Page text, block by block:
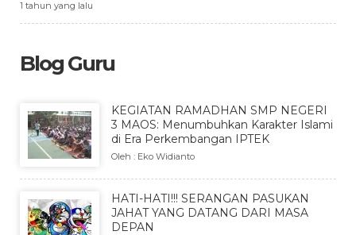
1 tahun yang lalu
Blog Guru
KEGIATAN RAMADHAN SMP NEGERI
3 MAOS: Menumbuhkan Karakter Islami
di Era Perkembangan IPTEK
Oleh : Eko Widianto
HATI-HATI!!! SERANGAN PASUKAN
JAHAT YANG DATANG DARI MASA
DEPAN